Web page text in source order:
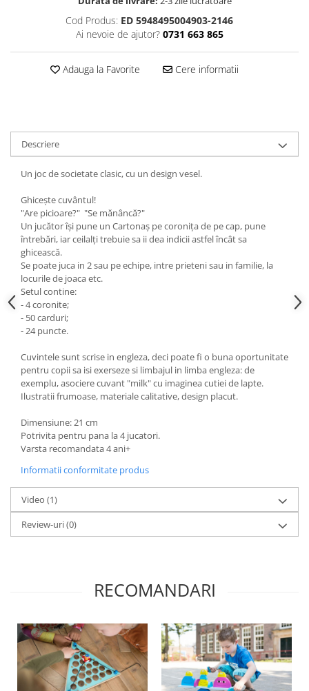
Cod Produs: ED 5948495004903-2146
Ai nevoie de ajutor? 0731 663 865
Adauga la Favorite Cere informatii
Descriere
Un joc de societate clasic, cu un design vesel.
Ghicește cuvântul!
"Are picioare?" "Se mănâncă?"
Un jucător își pune un Cartonaș pe coronița de pe cap, pune
întrebări, iar ceilalți trebuie sa ii dea indicii astfel încât sa
ghicească.
Se poate juca in 2 sau pe echipe, intre prieteni sau in familie, la
locurile de joaca etc.
Setul contine:
- 4 coronite;
- 50 carduri;
- 24 puncte.
Cuvintele sunt scrise in engleza, deci poate fi o buna oportunitate
pentru copii sa isi exerseze si limbajul in limba engleza: de
exemplu, asociere cuvant "milk" cu imaginea cutiei de lapte.
Ilustratii frumoase, materiale calitative, design placut.
Dimensiune: 21 cm
Potrivita pentru pana la 4 jucatori.
Varsta recomandata 4 ani+
Informatii conformitate produs
Video (1)
Review-uri(0)
RECOMANDARI